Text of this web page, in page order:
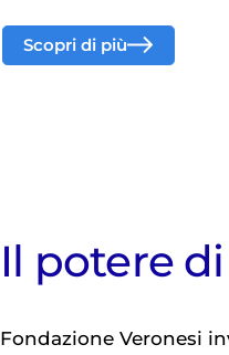
Scopri di più
Il potere
Fondazione Veronesi